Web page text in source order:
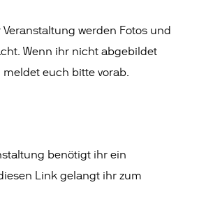
werden Fotos und
Wenn ihr nicht abgebildet
meldet euch bitte vorab.
benötigt ihr ein
Link gelangt ihr zum